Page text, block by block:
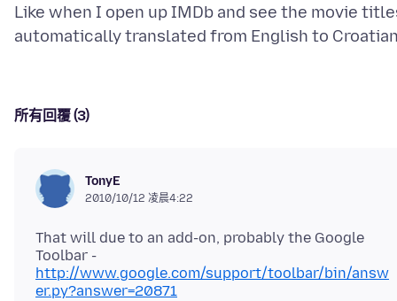
Like when I open up IMDb and see the movie
所有回覆 (3)
TonyE
2010/10/12 凌晨4:22
That will due to an add-on, probably the Google
Toolbar -
http://www.google.com/support/toolbar/bin/answ
er.py?answer=20871